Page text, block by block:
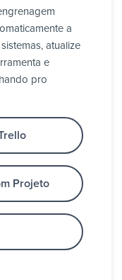
a
atualize
e
pro
Projeto